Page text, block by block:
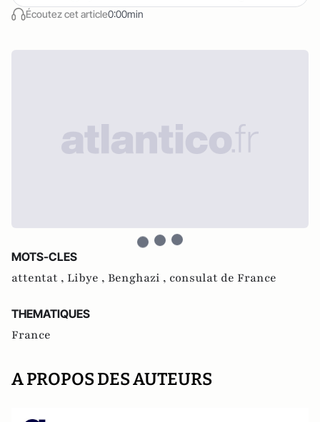
Écoutez cet article0:00min
MOTS-CLES
attentat , Libye , Benghazi , consulat de France
THEMATIQUES
France
A PROPOS DES AUTEURS